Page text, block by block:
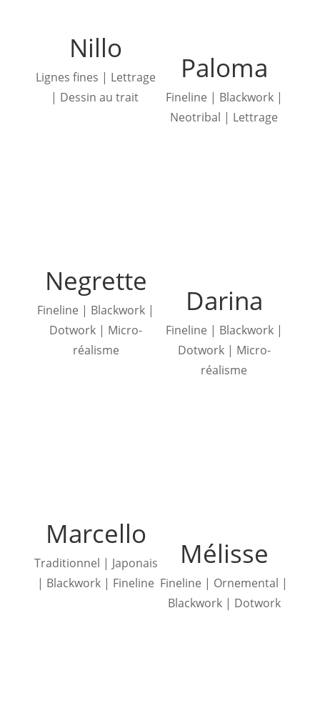
Nillo
Lignes fines | Lettrage
| Dessin au trait
Negrette
Fineline | Blackwork |
Dotwork | Micro-
réalisme
Marcello
Traditionnel | Japonais
| Blackwork | Fineline
Paloma
Fineline | Blackwork |
Neotribal | Lettrage
Darina
Fineline | Blackwork |
Dotwork | Micro-
réalisme
Mélisse
Fineline | Ornemental |
Blackwork | Dotwork